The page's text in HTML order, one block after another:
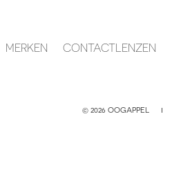
MERKEN CONTACTLENZEN
© 2026 OOGAPPEL